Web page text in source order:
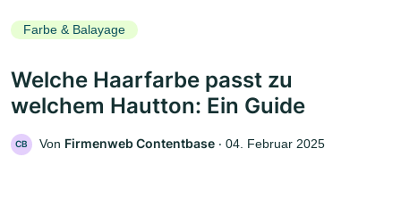
Farbe & Balayage
Welche Haarfarbe passt zu
welchem Hautton: Ein Guide
CB Von Firmenweb Contentbase ‧ 04. Februar 2025